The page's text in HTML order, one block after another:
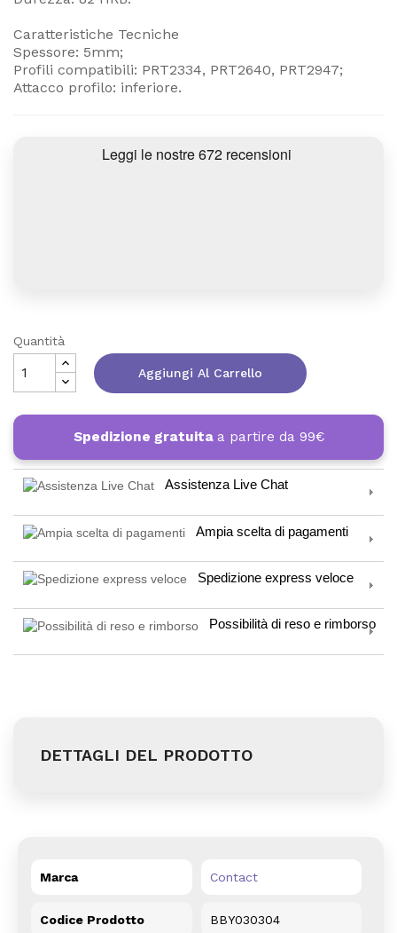
Caratteristiche Tecniche
Spessore: 5mm;
Profili compatibili: PRT2334, PRT2640, PRT2947;
Attacco profilo: inferiore.
Quantità
Aggiungi Al Carrello
Spedizione gratuita a partire da 99€
Assistenza Live Chat
Ampia scelta di pagamenti
Spedizione express veloce
Possibilità di reso e rimborso
DETTAGLI DEL PRODOTTO
Marca Contact
Codice Prodotto BBY030304